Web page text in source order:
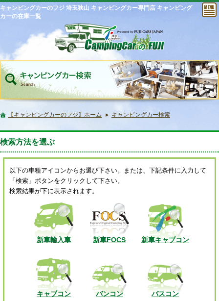
キャンピングカーのフジ 埼玉狭山 キャンピングカー専門店 キャンピング
カーの在庫一覧
【キャンピングカーのフジ】ホーム キャンピングカー検索
検索方法を選ぶ
以下の車種アイコンからお選び下さい。または、下記条件に入力して
「検索」ボタンをクリックして下さい。
検索結果が下に表示されます。
新車輸入車 新車FOCS 新車キャブコン
キャブコン バンコン バスコン